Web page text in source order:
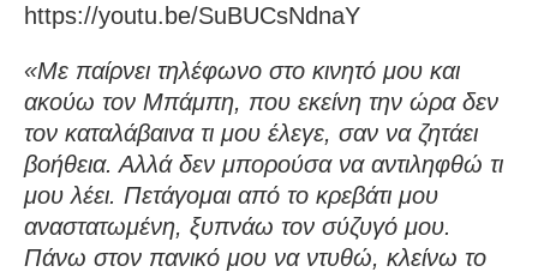
https://youtu.be/SuBUCsNdnaY
«Με παίρνει τηλέφωνο στο κινητό μου και
ακούω τον Μπάμπη, που εκείνη την ώρα δεν
τον καταλάβαινα τι μου έλεγε, σαν να ζητάει
βοήθεια. Αλλά δεν μπορούσα να αντιληφθώ τι
μου λέει. Πετάγομαι από το κρεβάτι μου
αναστατωμένη, ξυπνάω τον σύζυγό μου.
Πάνω στον πανικό μου να ντυθώ, κλείνω το